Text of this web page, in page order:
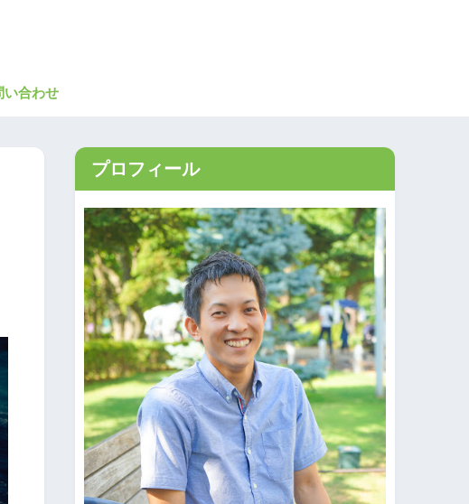
い合わせ
プロフィール